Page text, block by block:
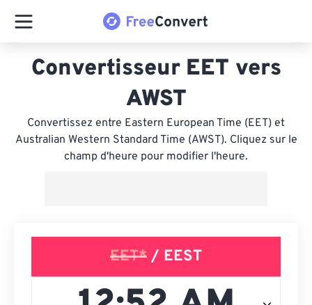
Convertisseur EET vers
AWST
Convertissez entre Eastern European Time (EET) et
Australian Western Standard Time (AWST). Cliquez sur le
champ d'heure pour modifier l'heure.
EET* / EEST